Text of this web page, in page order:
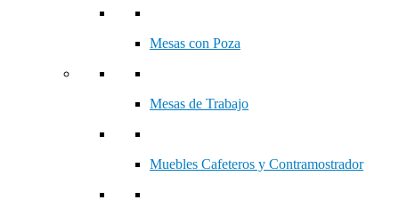
Mesas con Poza
Mesas de Trabajo
Muebles Cafeteros y Contramostrador